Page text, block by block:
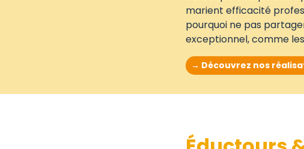
marient efficacité
pourquoi ne pas
exceptionnel, comme
→ Découvrez nos